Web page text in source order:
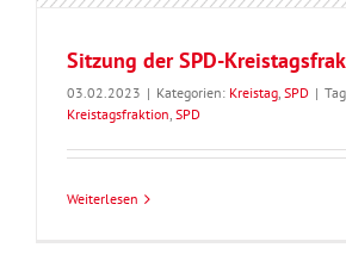
Sitzung der SPD-
03.02.2023 | Kategorien: Kreistag, SPD |
Kreistagsfraktion, SPD
Weiterlesen